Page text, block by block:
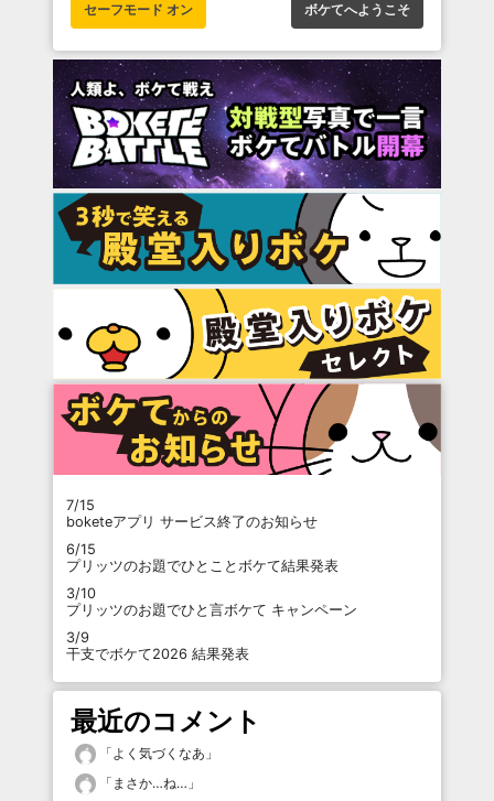
セーフモード オン ボケてへようこそ
7/15
boketeアプリ サービス終了のお知らせ
6/15
プリッツのお題でひとことボケて結果発表
3/10
プリッツのお題でひと言ボケて キャンペーン
3/9
干支でボケて2026 結果発表
最近のコメント
「 よく気づくなあ 」
「 まさか…ね… 」